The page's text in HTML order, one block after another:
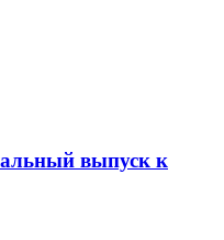
выпуск к